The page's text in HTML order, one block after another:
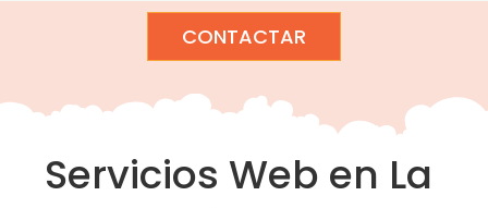
CONTACTAR
Servicios Web en La